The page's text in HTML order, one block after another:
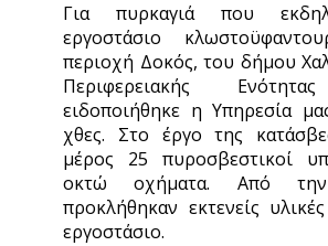
Για πυρκαγιά που
εργοστάσιο
περιοχή Δοκός, του δήμου
Περιφερειακής
ειδοποιήθηκε η Υπηρεσία
χθες. Στο έργο της
μέρος 25 πυροσβεστικοί
οκτώ οχήματα. Από την
προκλήθηκαν εκτενείς
εργοστάσιο.